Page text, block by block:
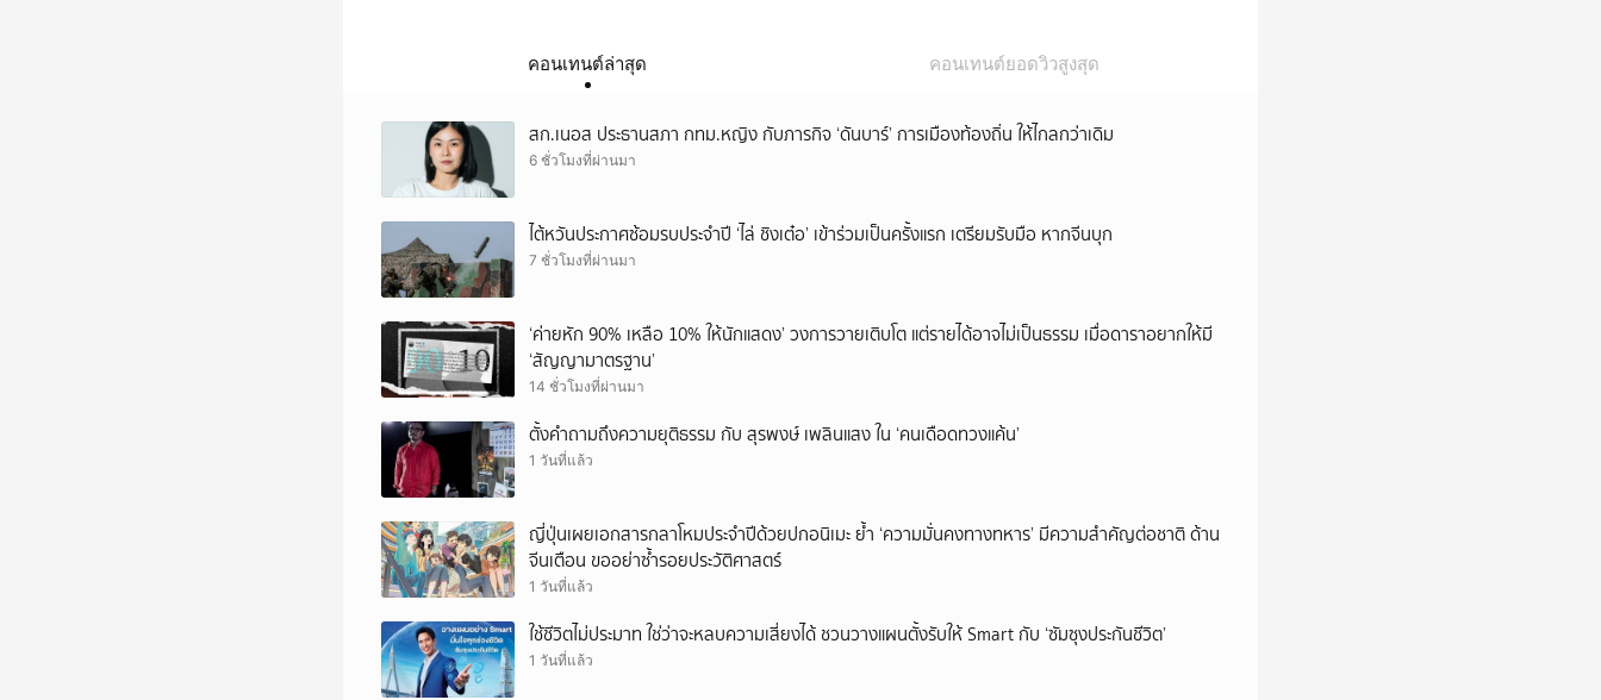
คอนเทนต์ล่าสุด คอนเทนต์ยอดวิวสูงสุด
สก.เนอส ประธานสภา กทม.หญิง กับภารกิจ ‘ดันบาร์’ การเมืองท้องถิ่น ให้ไกลกว่าเดิม
6 ชั่วโมงที่ผ่านมา
ไต้หวันประกาศซ้อมรบประจำปี ‘ไล่ ชิงเต๋อ’ เข้าร่วมเป็นครั้งแรก เตรียมรับมือ หากจีนบุก
7 ชั่วโมงที่ผ่านมา
‘ค่ายหัก 90% เหลือ 10% ให้นักแสดง’ วงการวายเติบโต แต่รายได้อาจไม่เป็นธรรม เมื่อดาราอยากให้มี
‘สัญญามาตรฐาน’
14 ชั่วโมงที่ผ่านมา
ตั้งคำถามถึงความยุติธรรม กับ สุรพงษ์ เพลินแสง ใน ‘คนเดือดทวงแค้น’
1 วันที่แล้ว
ญี่ปุ่นเผยเอกสารกลาโหมประจำปีด้วยปกอนิเมะ ย้ำ ‘ความมั่นคงทางทหาร’ มีความสำคัญต่อชาติ ด้าน
จีนเตือน ขออย่าซ้ำรอยประวัติศาสตร์
1 วันที่แล้ว
ใช้ชีวิตไม่ประมาท ใช่ว่าจะหลบความเสี่ยงได้ ชวนวางแผนตั้งรับให้ Smart กับ ‘ซัมซุงประกันชีวิต’
1 วันที่แล้ว